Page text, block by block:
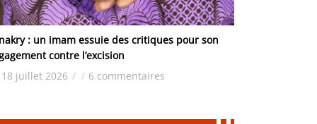
: un imam essuie des critiques pour son
contre l’excision
18 juillet 2026 / / 6 commentaires